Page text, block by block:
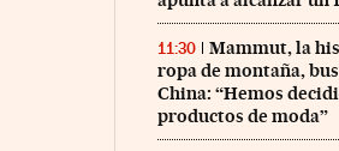
11:30
Mammut, la
ropa de montaña,
China: “Hemos
productos de moda”